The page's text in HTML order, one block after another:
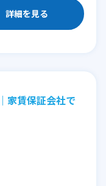
詳細を見る
家賃保証会社で